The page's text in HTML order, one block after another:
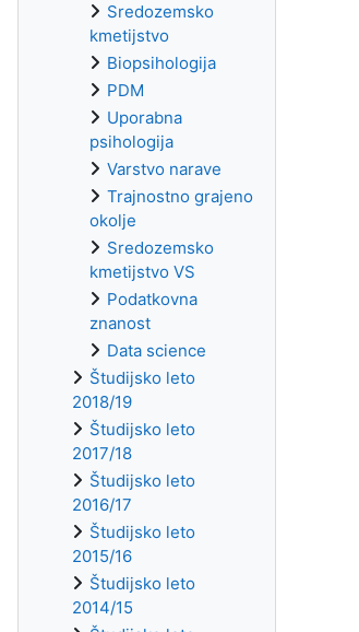
Sredozemsko
kmetijstvo
Biopsihologija
PDM
Uporabna
psihologija
Varstvo narave
Trajnostno grajeno
okolje
Sredozemsko
kmetijstvo VS
Podatkovna
znanost
Data science
Študijsko leto
2018/19
Študijsko leto
2017/18
Študijsko leto
2016/17
Študijsko leto
2015/16
Študijsko leto
2014/15